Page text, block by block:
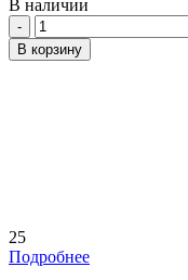
В наличии
Количество
В корзину
25
Подробнее